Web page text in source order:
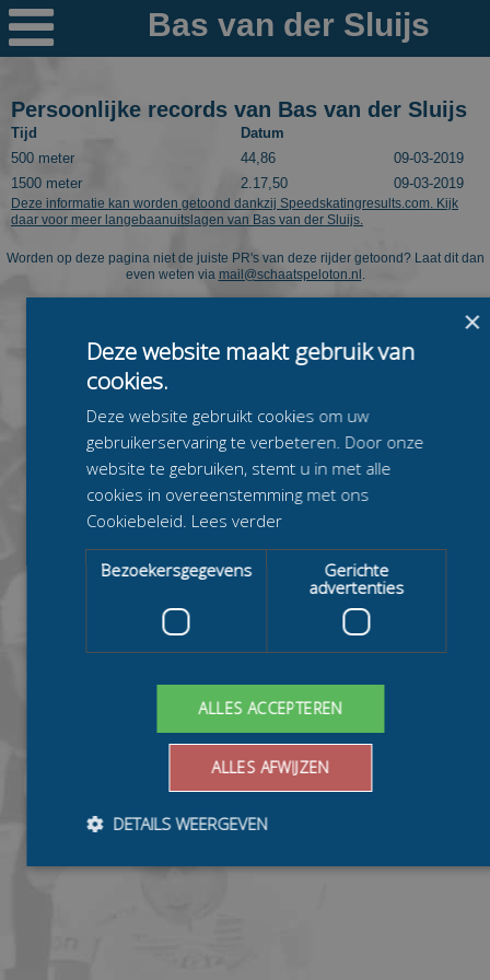

Nieuws
Ploegen
PR's
Schaatspeloton.nl
Persoonlijke records van Bas van der Sluijs
Tijd
Datum
500 meter
44,86
09-03-2019
1500 meter
2.17,50 09-03-2019
Deze informatie kan worden getoond dankzij Speedskatingresults.com. Kijk
daar voor meer langebaanuitslagen van Bas van der Sluijs.
Worden op deze pagina niet de juiste PR's van deze rijder getoond? Laat dit dan
even weten via mail@schaatspeloton.nl .
×
Deze website maakt gebruik van
cookies.
Deze website gebruikt cookies om uw
gebruikerservaring te verbeteren. Door onze
website te gebruiken, stemt u in met alle
cookies in overeenstemming met ons
Cookiebeleid. Lees verder
Bezoekersgegevens
Gerichte
advertenties
ALLES ACCEPTEREN
ALLES AFWIJZEN
DETAILS WEERGEVEN